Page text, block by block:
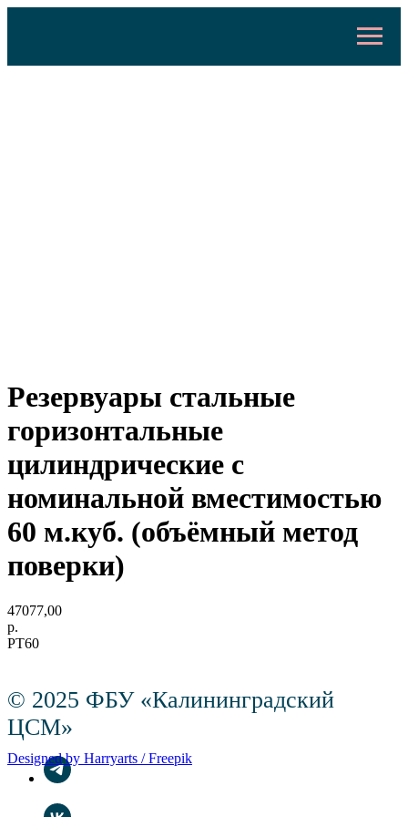
Резервуары стальные
горизонтальные
цилиндрические с
номинальной вместимостью
60 м.куб. (объёмный метод
поверки)
47077,00
р.
РТ60
© 2025 ФБУ «Калининградский
ЦСМ»
Designed by Harryarts / Freepik